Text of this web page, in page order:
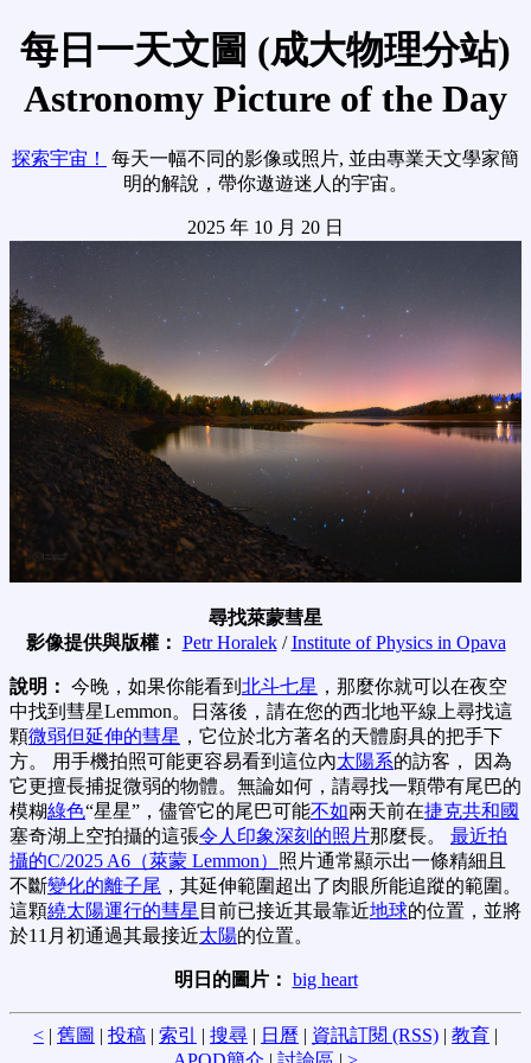
每日一天文圖 (成大物理分站)
Astronomy Picture of the Day
探索宇宙！
每天一幅不同的影像或照片, 並由專業天文學家簡
明的解說，帶你遨遊迷人的宇宙。
2025 年 10 月 20 日
尋找萊蒙彗星
影像提供與版權： Petr Horalek/Institute of Physics in Opava
說明： 今晚，如果你能看到 北斗七星 ，那麼你就可以在夜空
中找到彗星Lemmon。日落後，請在您的西北地平線上尋找這
顆微弱但延伸的彗星 ，它位於北方著名的天體廚具的把手下
方。 用手機拍照可能更容易看到這位內太陽系的訪客， 因為
它更擅長捕捉微弱的物體。無論如何，請尋找一顆帶有尾巴的
模糊綠色“星星”，儘管它的尾巴可能不如兩天前在捷克共和國
塞奇湖上空拍攝的這張令人印象深刻的照片那麼長。 最近拍
攝的C/2025 A6（萊蒙 Lemmon） 照片通常顯示出一條精細且
不斷變化的離子尾 ，其延伸範圍超出了肉眼所能追蹤的範圍。
這顆繞太陽運行的彗星 目前已接近其最靠近地球的位置，並將
於11月初通過其最接近太陽的位置。
明日的圖片： big heart
< | 舊圖 | 投稿 | 索引 | 搜尋 | 日曆 | 資訊訂閱 (RSS) | 教育 |